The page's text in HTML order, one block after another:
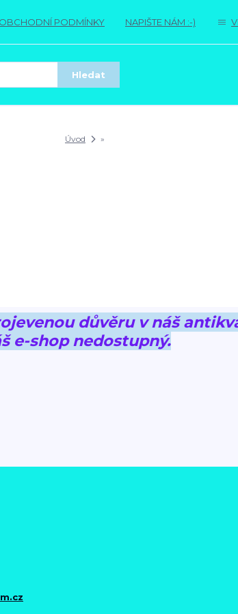
OBCHODNÍ PODMÍNKY NAPIŠTE NÁM :-)
Hledat
Úvod »
důvěru v náš
e-shop nedostupný.